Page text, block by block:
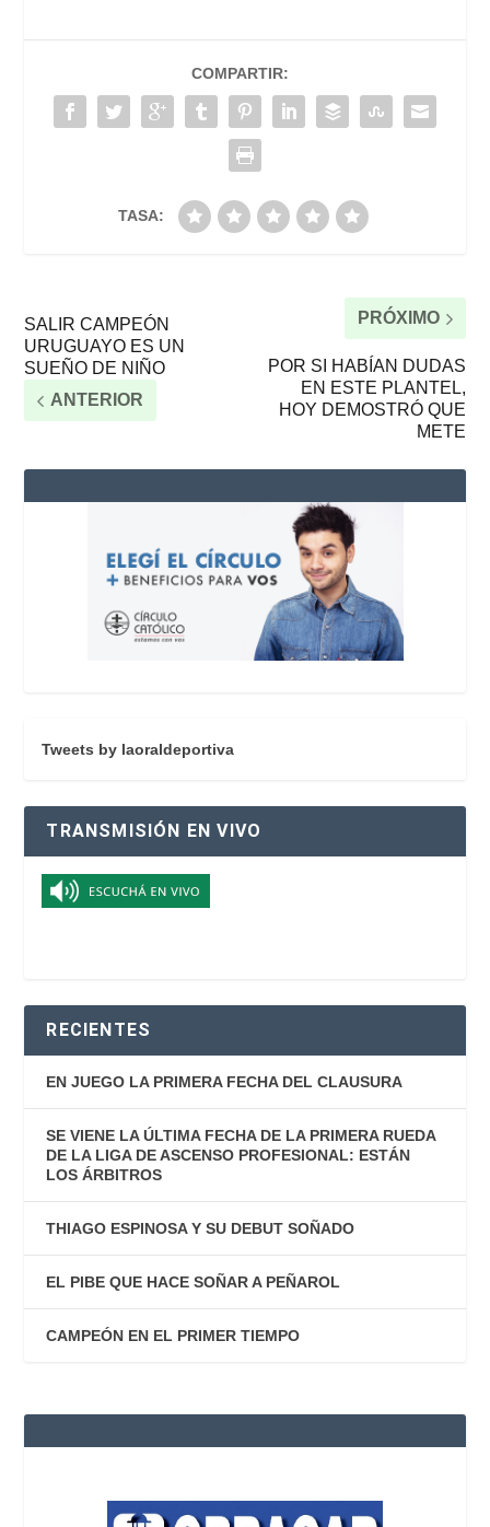
COMPARTIR:
TASA:
SALIR CAMPEÓN
URUGUAYO ES UN
SUEÑO DE NIÑO
ANTERIOR
PRÓXIMO
POR SI HABÍAN DUDAS
EN ESTE PLANTEL,
HOY DEMOSTRÓ QUE
METE
Tweets by laoraldeportiva
TRANSMISIÓN EN VIVO
RECIENTES
EN JUEGO LA PRIMERA FECHA DEL CLAUSURA
SE VIENE LA ÚLTIMA FECHA DE LA PRIMERA RUEDA
DE LA LIGA DE ASCENSO PROFESIONAL: ESTÁN
LOS ÁRBITROS
THIAGO ESPINOSA Y SU DEBUT SOÑADO
EL PIBE QUE HACE SOÑAR A PEÑAROL
CAMPEÓN EN EL PRIMER TIEMPO